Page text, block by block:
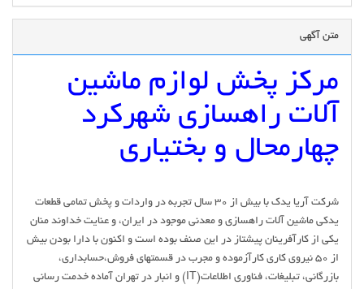
متن آگهی
مرکز پخش لوازم ماشین
آلات راهسازی شهرکرد
چهارمحال و بختیاری
شرکت آریا یدک با بیش از 30 سال تجربه در واردات و پخش تمامی قطعات
یدکی ماشین آلات راهسازی و معدنی موجود در ایران، و عنایت خداوند منان
یکی از کارآفرینان پیشتاز در این صنف بوده است و اکنون با دارا بودن بیش
از 50 نیروی کاری کارآزموده و مجرب در قسمتهای فروش،حسابداری،
بازرگانی، تبلیغات، فناوری اطلاعات(IT) و انبار در تهران آماده خدمت رسانی